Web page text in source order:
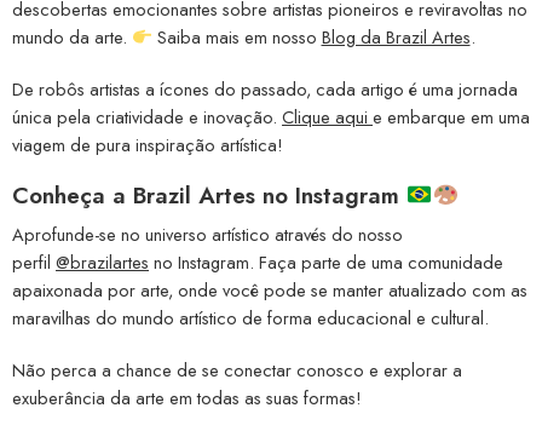
descobertas emocionantes sobre artistas pioneiros e reviravoltas no
mundo da arte.
Saiba mais em nosso Blog da Brazil Artes.
De robôs artistas a ícones do passado, cada artigo é uma jornada
única pela criatividade e inovação. Clique aqui e embarque em uma
viagem de pura inspiração artística!
Conheça a Brazil Artes no Instagram
Aprofunde-se no universo artístico através do nosso
perfil @brazilartes no Instagram. Faça parte de uma comunidade
apaixonada por arte, onde você pode se manter atualizado com as
maravilhas do mundo artístico de forma educacional e cultural.
Não perca a chance de se conectar conosco e explorar a
exuberância da arte em todas as suas formas!